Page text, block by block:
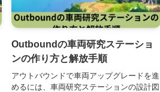
Outboundの車両研究ステーショ
ンの作り方と解放手順
アウトバウンドで車両アップグレードを進
めるには、車両研究ステーションの設計図